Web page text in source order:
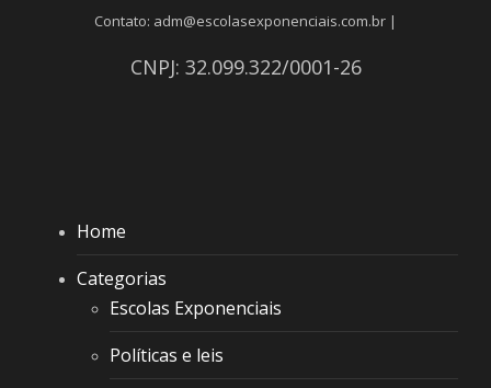
Contato: adm@escolasexponenciais.com.br |
CNPJ: 32.099.322/0001-26
Home
Categorias
Escolas Exponenciais
Políticas e leis